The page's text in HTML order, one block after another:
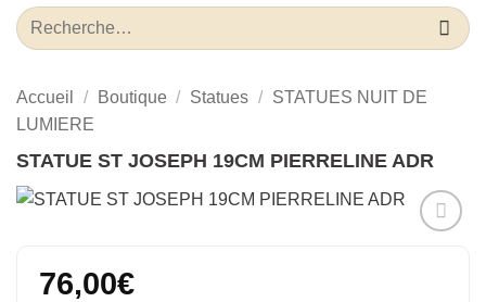
Recherche
pour :
Accueil / Boutique / Statues / STATUES NUIT DE
LUMIERE
STATUE ST JOSEPH 19CM PIERRELINE ADR
76,00€